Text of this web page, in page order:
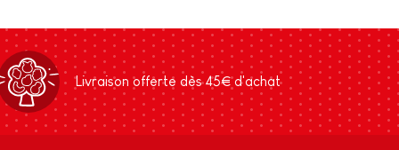
Livraison offerte dès 45€ d'achat